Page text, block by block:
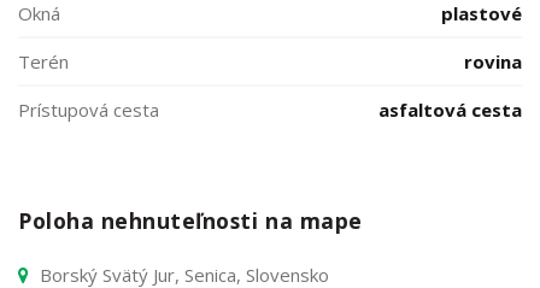
Okná
plastové
Terén
rovina
Prístupová cesta
asfaltová cesta
Poloha nehnuteľnosti na mape
Borský Svätý Jur, Senica, Slovensko